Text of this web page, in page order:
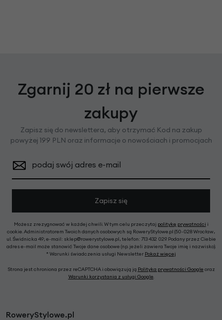
Zgarnij 20 zł na pierwsze
zakupy
Zapisz się do newslettera, aby otrzymać Kod na zakup
powyżej 199 PLN oraz informacje o nowościach i promocjach
podaj swój adres e-mail
Zapisz się
Możesz zrezygnować w każdej chwili. W tym celu przeczytaj politykę prywatności i
cookie. Administratorem Twoich danych osobowych są RoweryStylowe.pl (50-028 Wrocław,
ul. Świdnicka 49; e-mail: sklep@rowerystylowe.pl, telefon: 713 432 029. Podany przez Ciebie
adres e-mail może stanowić Twoje dane osobowe (np. jeżeli zawiera Twoje imię i nazwisko).
* Warunki świadczenia usługi Newsletter Pokaż więcej
Strona jest chroniona przez reCAPTCHA i obowiązują ją Polityka prywatności Google oraz
Warunki korzystania z usługi Google
RoweryStylowe.pl